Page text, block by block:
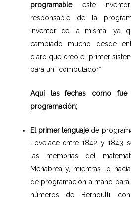
programable, este
responsable de la
inventor de la misma, ya
cambiado mucho desde
claro que creó el primer
para un ”computador”
Aquí las fechas como fue
programación;
El primer lenguajede
Lovelace entre 1842 y 1843
las memorias del
Menabrea y, mientras lo
de programación a mano
números de Bernoulli